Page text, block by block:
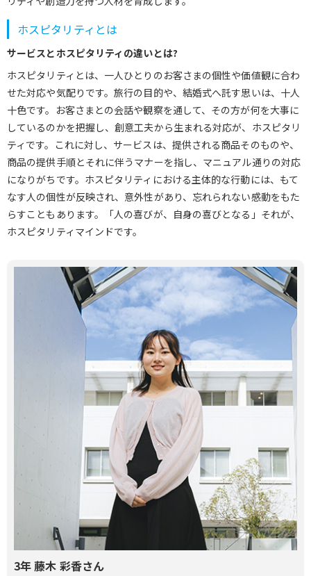
ホスピタリティとは
サービスとホスピタリティの違いとは?
ホスピタリティとは、一人ひとりのお客さまの個性や価値観に合わ
せた対応や気配りです。旅行の目的や、結婚式へ託す思いは、十人
十色です。お客さまとの会話や観察を通して、その方が何を大事に
しているのかを把握し、創意工夫から生まれる対応が、ホスピタリ
ティです。これに対し、サービスは、提供される商品そのものや、
商品の提供手順とそれに伴うマナーを指し、マニュアル通りの対応
になりがちです。ホスピタリティにおける主体的な行動には、もて
なす人の個性が反映され、意外性があり、忘れられない感動をもた
らすこともあります。「人の喜びが、自身の喜びとなる」それが、
ホスピタリティマインドです。
3年 藤木 彩香さん